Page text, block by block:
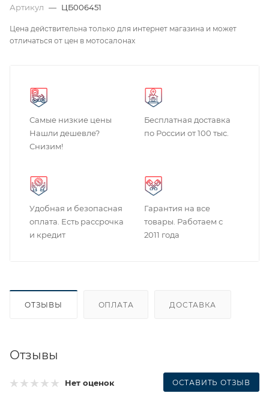
Артикул — ЦБ006451
Цена действительна только для интернет магазина и может
отличаться от цен в мотосалонах
Самые низкие цены
Нашли дешевле?
Снизим!
Бесплатная доставка
по России от 100 тыс.
Удобная и безопасная
оплата. Есть рассрочка
и кредит
Гарантия на все
товары. Работаем с
2011 года
ОТЗЫВЫ ОПЛАТА ДОСТАВКА
Отзывы
Нет оценок ОСТАВИТЬ ОТЗЫВ